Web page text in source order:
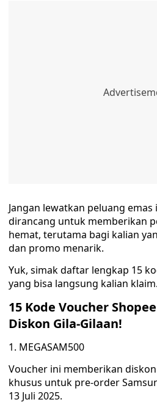
Jangan lewatkan peluang
dirancang untuk memberikan
hemat, terutama bagi kalian
dan promo menarik.
Yuk, simak daftar lengkap 15
yang bisa langsung kalian klaim.
15 Kode Voucher
Diskon Gila-Gilaan!
1. MEGASAM500
Voucher ini memberikan
khusus untuk pre-order
13 Juli 2025.